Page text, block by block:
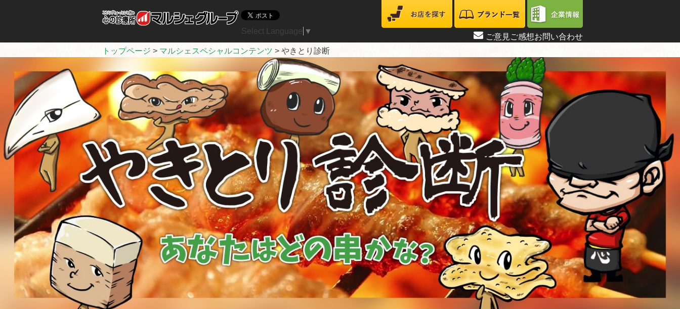
Select Language ▼
ご意見ご感想お問い合わせ
トップページ > マルシェスペシャルコンテンツ > やきとり診断